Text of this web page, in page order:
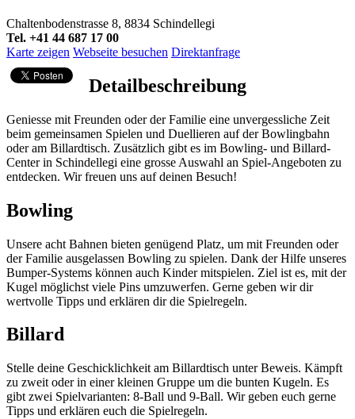
Chaltenbodenstrasse 8, 8834 Schindellegi
Tel. +41 44 687 17 00
Karte zeigen Webseite besuchen Direktanfrage
Detailbeschreibung
Geniesse mit Freunden oder der Familie eine unvergessliche Zeit
beim gemeinsamen Spielen und Duellieren auf der Bowlingbahn
oder am Billardtisch. Zusätzlich gibt es im Bowling- und Billard-
Center in Schindellegi eine grosse Auswahl an Spiel-Angeboten zu
entdecken. Wir freuen uns auf deinen Besuch!
Bowling
Unsere acht Bahnen bieten genügend Platz, um mit Freunden oder
der Familie ausgelassen Bowling zu spielen. Dank der Hilfe unseres
Bumper-Systems können auch Kinder mitspielen. Ziel ist es, mit der
Kugel möglichst viele Pins umzuwerfen. Gerne geben wir dir
wertvolle Tipps und erklären dir die Spielregeln.
Billard
Stelle deine Geschicklichkeit am Billardtisch unter Beweis. Kämpft
zu zweit oder in einer kleinen Gruppe um die bunten Kugeln. Es
gibt zwei Spielvarianten: 8-Ball und 9-Ball. Wir geben euch gerne
Tipps und erklären euch die Spielregeln.